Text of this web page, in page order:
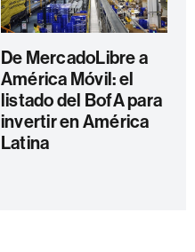
De MercadoLibre a
América Móvil: el
listado del BofA para
invertir en América
Latina